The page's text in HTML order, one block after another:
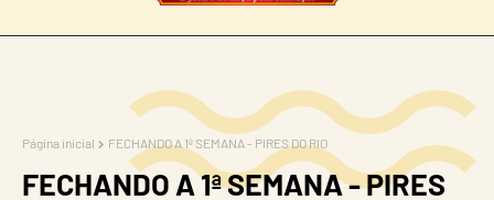
Página inicial FECHANDO A 1ª SEMANA - PIRES DO RIO
FECHANDO A 1ª SEMANA - PIRES